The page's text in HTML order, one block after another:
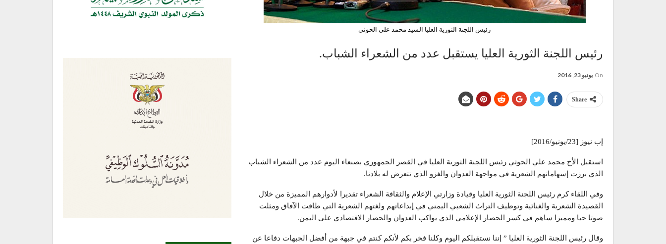
رئيس اللجنة الثورية العليا السيد محمد علي الحوثي
رئيس اللجنة الثورية العليا يستقبل عدد من الشعراء الشباب.
On يونيو 23, 2016
Share
إب نيوز [23/يونيو/2016]
استقبل الأخ محمد علي الحوثي رئيس اللجنة الثورية العليا في القصر الجمهوري بصنعاء اليوم عدد من الشعراء الشباب
الذي برزت إسهاماتهم الشعرية في مواجهة العدوان والغزو الذي تتعرض له بلادنا.
وفي اللقاء كرم رئيس اللجنة الثورية العليا وقيادة وزارتي الإعلام والثقافة الشعراء تقديرا لأدوارهم المميزة من خلال
القصيدة الشعرية والغنائية وتوظيف التراث الشعبي اليمني في إبداعاتهم ولغتهم الشعرية التي طافت الآفاق ومثلت
صوتا حيا ومميزا ساهم في كسر الحصار الإعلامي الذي يواكب العدوان والحصار الاقتصادي على اليمن.
وقال رئيس اللجنة الثورية العليا ” إننا نستقبلكم اليوم وكلنا فخر بكم لأنكم كنتم في جبهة من أفضل الجبهات دفاعا عن